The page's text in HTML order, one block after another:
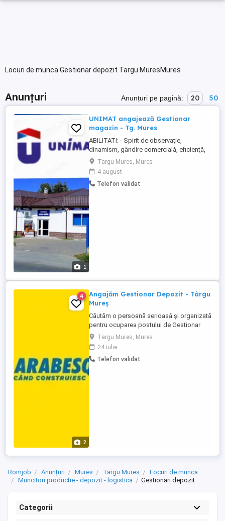
Locuri de munca Gestionar depozit Targu MuresMures
Anunțuri Anunțuri pe pagină: 20 50
1
UNIMAT angajează Gestionar
magazin - Tg. Mures
ABILITATI: - Spirit de observaţie,
dinamism, gândire comercială, eficienţă,
initiativa; - Spirit organizatoric; -
Capacitatea de a lucra cu oamenii; -
Prezenta agreabila, seriozitate, spirit de
echipa, disciplina si perseverenta;
Targu Mures, Mures
4 august
Telefon validat
2
4
Angajăm Gestionar Depozit - Târgu
Mureș
Căutăm o persoană serioasă și organizată
pentru ocuparea postului de Gestionar
Depozit Cerinte: Experiență într-un post
similar constituie avantaj Cunoștințe de
operare PC Seriozitate, atenție la detalii și
spirit de echipă Capacitate de organizare
Targu Mures, Mures
24 iulie
Telefon validat
Romjob Anunțuri Mures Targu Mures
Locuri de munca
Muncitori productie - depozit - logistica
Gestionari depozit
Categorii